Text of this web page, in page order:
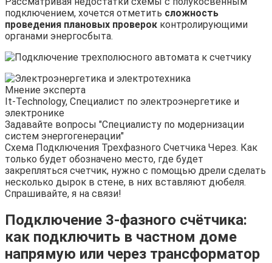
подключением, хочется отметить сложность
проведения плановых проверок контролирующими
органами энергосбыта.
Мнение эксперта
It-Technology, Cпециалист по электроэнергетике и
электронике
Задавайте вопросы "Специалисту по модернизации
систем энергогенерации"
Схема Подключения Трехфазного Счетчика Через. Как
только будет обозначено место, где будет
закрепляться счетчик, нужно с помощью дрели сделать
несколько дырок в стене, в них вставляют дюбеля.
Спрашивайте, я на связи!
Подключение 3-фазного счётчика:
как подключить в частном доме
напрямую или через трансформатор